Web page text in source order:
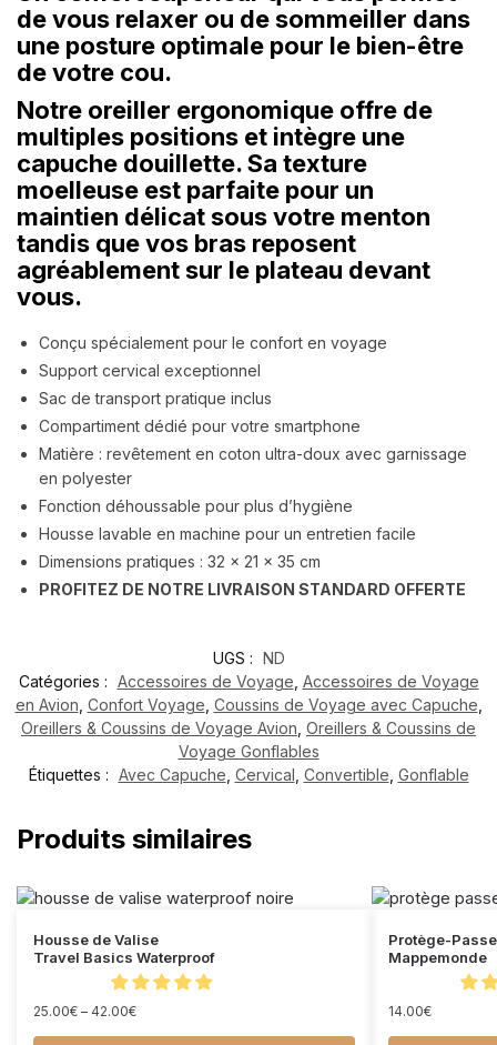
de vous relaxer ou de sommeiller dans
une posture optimale pour le bien-être
de votre cou.
Notre oreiller ergonomique offre de
multiples positions et intègre une
capuche douillette. Sa texture
moelleuse est parfaite pour un
maintien délicat sous votre menton
tandis que vos bras reposent
agréablement sur le plateau devant
vous.
Conçu spécialement pour le confort en voyage
Support cervical exceptionnel
Sac de transport pratique inclus
Compartiment dédié pour votre smartphone
Matière : revêtement en coton ultra-doux avec garnissage
en polyester
Fonction déhoussable pour plus d’hygiène
Housse lavable en machine pour un entretien facile
Dimensions pratiques : 32 x 21 x 35 cm
PROFITEZ DE NOTRE LIVRAISON STANDARD OFFERTE
UGS : ND
Catégories : Accessoires de Voyage Accessoires de Voyage
en Avion Confort Voyage Coussins de Voyage avec Capuche
Oreillers & Coussins de Voyage Avion Oreillers & Coussins de
Voyage Gonflables
Étiquettes : Avec Capuche Cervical Convertible Gonflable
Produits similaires
Housse de Valise
Travel Basics Waterproof
25.00€ – 42.00€
Protège-
Mappemonde
14.00€